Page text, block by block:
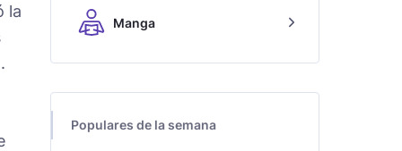
la
Manga
Populares de la semana